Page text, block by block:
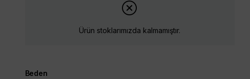
Ürün stoklarımızda kalmamıştır.
Beden